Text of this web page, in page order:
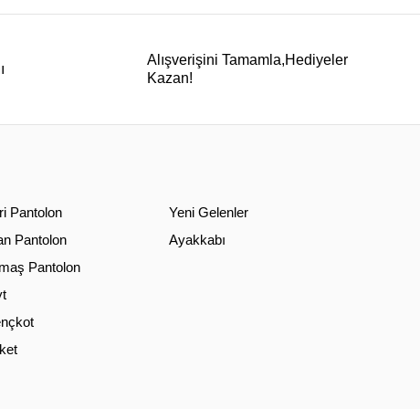
Alışverişini Tamamla,Hediyeler
Kazan!
Pantolon
Pantolon
Pantolon
Yeni Gelenler
Ayakkabı